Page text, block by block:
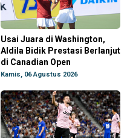
Usai Juara di Washington,
Aldila Bidik Prestasi Berlanjut
di Canadian Open
Kamis, 06 Agustus 2026